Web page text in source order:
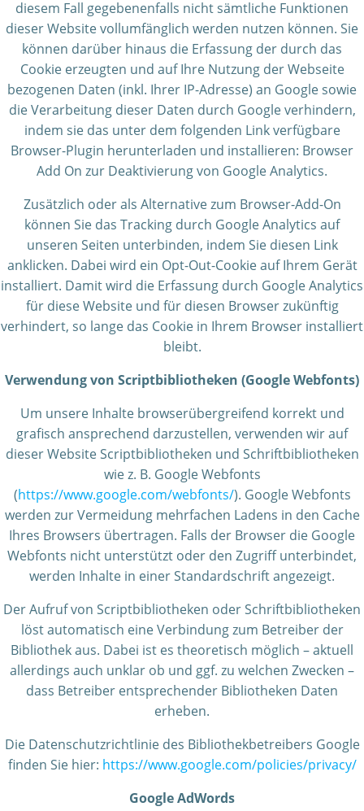
diesem Fall gegebenenfalls nicht sämtliche Funktionen
dieser Website vollumfänglich werden nutzen können. Sie
können darüber hinaus die Erfassung der durch das
Cookie erzeugten und auf Ihre Nutzung der Webseite
bezogenen Daten (inkl. Ihrer IP-Adresse) an Google sowie
die Verarbeitung dieser Daten durch Google verhindern,
indem sie das unter dem folgenden Link verfügbare
Browser-Plugin herunterladen und installieren: Browser
Add On zur Deaktivierung von Google Analytics.
Zusätzlich oder als Alternative zum Browser-Add-On
können Sie das Tracking durch Google Analytics auf
unseren Seiten unterbinden, indem Sie diesen Link
anklicken. Dabei wird ein Opt-Out-Cookie auf Ihrem Gerät
installiert. Damit wird die Erfassung durch Google Analytics
für diese Website und für diesen Browser zukünftig
verhindert, so lange das Cookie in Ihrem Browser installiert
bleibt.
Verwendung von Scriptbibliotheken (Google Webfonts)
Um unsere Inhalte browserübergreifend korrekt und
grafisch ansprechend darzustellen, verwenden wir auf
dieser Website Scriptbibliotheken und Schriftbibliotheken
wie z. B. Google Webfonts
(https://www.google.com/webfonts/). Google Webfonts
werden zur Vermeidung mehrfachen Ladens in den Cache
Ihres Browsers übertragen. Falls der Browser die Google
Webfonts nicht unterstützt oder den Zugriff unterbindet,
werden Inhalte in einer Standardschrift angezeigt.
Der Aufruf von Scriptbibliotheken oder Schriftbibliotheken
löst automatisch eine Verbindung zum Betreiber der
Bibliothek aus. Dabei ist es theoretisch möglich – aktuell
allerdings auch unklar ob und ggf. zu welchen Zwecken –
dass Betreiber entsprechender Bibliotheken Daten
erheben.
Die Datenschutzrichtlinie des Bibliothekbetreibers Google
finden Sie hier: https://www.google.com/policies/privacy/
Google AdWords